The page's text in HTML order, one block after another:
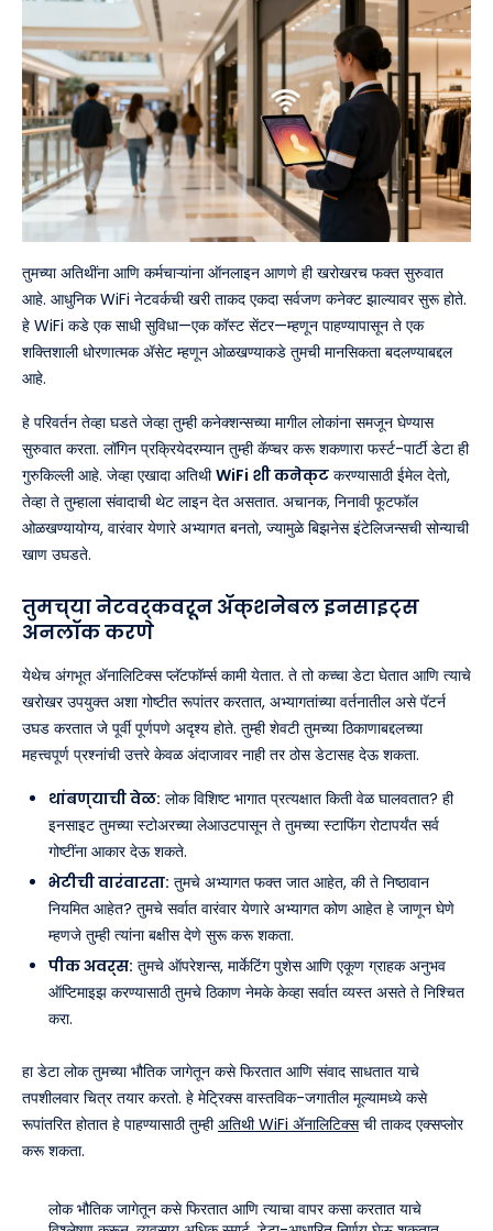
तुमच्या अतिथींना आणि कर्मचाऱ्यांना ऑनलाइन आणणे ही खरोखरच फक्त सुरुवात
आहे. आधुनिक WiFi नेटवर्कची खरी ताकद एकदा सर्वजण कनेक्ट झाल्यावर सुरू होते.
हे WiFi कडे एक साधी सुविधा—एक कॉस्ट सेंटर—म्हणून पाहण्यापासून ते एक
शक्तिशाली धोरणात्मक ॲसेट म्हणून ओळखण्याकडे तुमची मानसिकता बदलण्याबद्दल
आहे.
हे परिवर्तन तेव्हा घडते जेव्हा तुम्ही कनेक्शन्सच्या मागील लोकांना समजून घेण्यास
सुरुवात करता. लॉगिन प्रक्रियेदरम्यान तुम्ही कॅप्चर करू शकणारा फर्स्ट-पार्टी डेटा ही
गुरुकिल्ली आहे. जेव्हा एखादा अतिथीWiFi शी कनेक्ट करण्यासाठी ईमेल देतो,
तेव्हा ते तुम्हाला संवादाची थेट लाइन देत असतात. अचानक, निनावी फूटफॉल
ओळखण्यायोग्य, वारंवार येणारे अभ्यागत बनतो, ज्यामुळे बिझनेस इंटेलिजन्सची सोन्याची
खाण उघडते.
तुमच्या नेटवर्कवरून ॲक्शनेबल इनसाइट्स
अनलॉक करणे
येथेच अंगभूत ॲनालिटिक्स प्लॅटफॉर्म्स कामी येतात. ते तो कच्चा डेटा घेतात आणि त्याचे
खरोखर उपयुक्त अशा गोष्टीत रूपांतर करतात, अभ्यागतांच्या वर्तनातील असे पॅटर्न
उघड करतात जे पूर्वी पूर्णपणे अदृश्य होते. तुम्ही शेवटी तुमच्या ठिकाणाबद्दलच्या
महत्त्वपूर्ण प्रश्नांची उत्तरे केवळ अंदाजावर नाही तर ठोस डेटासह देऊ शकता.
थांबण्याची वेळ: लोक विशिष्ट भागात प्रत्यक्षात किती वेळ घालवतात? ही
इनसाइट तुमच्या स्टोअरच्या लेआउटपासून ते तुमच्या स्टाफिंग रोटापर्यंत सर्व
गोष्टींना आकार देऊ शकते.
भेटीची वारंवारता: तुमचे अभ्यागत फक्त जात आहेत, की ते निष्ठावान
नियमित आहेत? तुमचे सर्वात वारंवार येणारे अभ्यागत कोण आहेत हे जाणून घेणे
म्हणजे तुम्ही त्यांना बक्षीस देणे सुरू करू शकता.
पीक अवर्स: तुमचे ऑपरेशन्स, मार्केटिंग पुशेस आणि एकूण ग्राहक अनुभव
ऑप्टिमाइझ करण्यासाठी तुमचे ठिकाण नेमके केव्हा सर्वात व्यस्त असते ते निश्चित
करा.
हा डेटा लोक तुमच्या भौतिक जागेतून कसे फिरतात आणि संवाद साधतात याचे
तपशीलवार चित्र तयार करतो. हे मेट्रिक्स वास्तविक-जगातील मूल्यामध्ये कसे
रूपांतरित होतात हे पाहण्यासाठी तुम्हीअतिथी WiFi ॲनालिटिक्सची ताकद एक्सप्लोर
करू शकता.
लोक भौतिक जागेतून कसे फिरतात आणि त्याचा वापर कसा करतात याचे